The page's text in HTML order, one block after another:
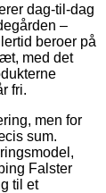
dag-til-dag
–
beroer på
med det
fri.
men for
sum.
Falster
til et